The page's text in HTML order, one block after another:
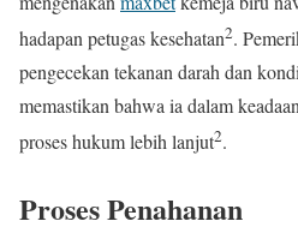
hadapan petugas kesehatan2.
pengecekan tekanan darah dan
memastikan bahwa ia dalam
proses hukum lebih lanjut2.
Proses Penahanan